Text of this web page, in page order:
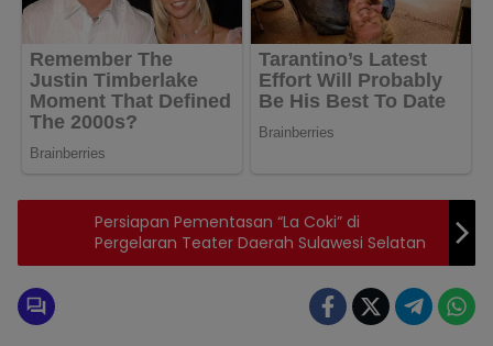
Persiapan Pementasan “La Coki” di
Pergelaran Teater Daerah Sulawesi Selatan